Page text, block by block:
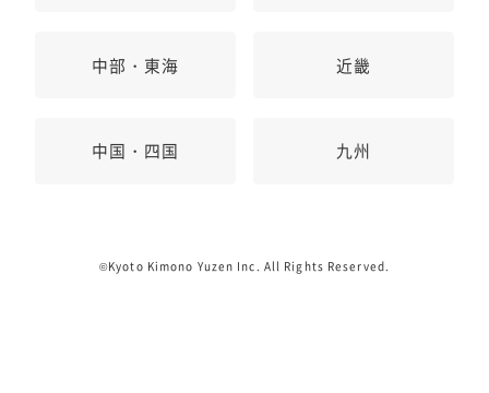
中部・東海 近畿
中国・四国 九州
©Kyoto Kimono Yuzen Inc. All Rights Reserved.